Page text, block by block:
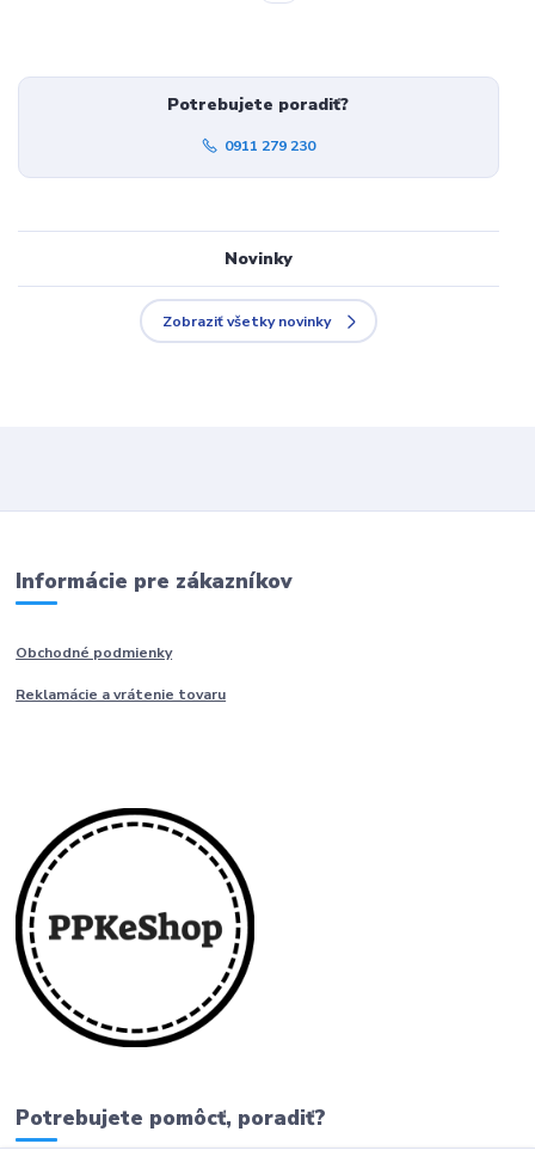
Potrebujete poradiť?
0911 279 230
Novinky
Zobraziť všetky novinky
Informácie pre zákazníkov
Obchodné podmienky
Reklamácie a vrátenie tovaru
Potrebujete pomôcť, poradiť?